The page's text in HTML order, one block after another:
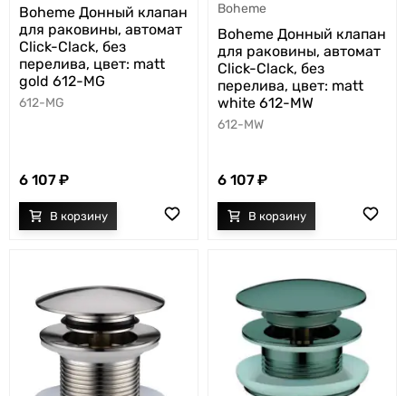
Boheme Донный клапан
для раковины, автомат
Click-Clack, без
перелива, цвет: matt
gold 612-MG
612-MG
6 107
Boheme
Boheme Донный клапан
для раковины, автомат
Click-Clack, без
перелива, цвет: matt
white 612-MW
612-MW
6 107